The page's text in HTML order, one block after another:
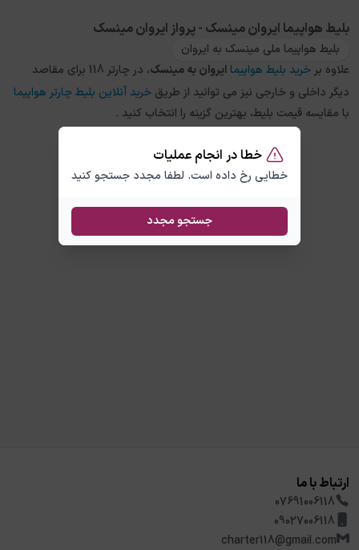
خطا در انجام عملیات
خطایی رخ داده است. لطفا مجدد جستجو کنید
جستجو مجدد
بلیط هواپیما ایروان مینسک - پرواز ایروان مینسک
بلیط هواپیما ملی مینسک به ایروان
علاوه بر خرید بلیط هواپیما ایروانبهمینسک
، در چارتر 118 برای مقاصد
دیگر داخلی و خارجی نیز می توانید از طریق خرید آنلاین بلیط چارتر هواپیما
با مقایسه قیمت بلیط، بهترین گزینه را انتخاب کنید .
ارتباط با ما
07691006118
09027006118
charter118@gmail.com